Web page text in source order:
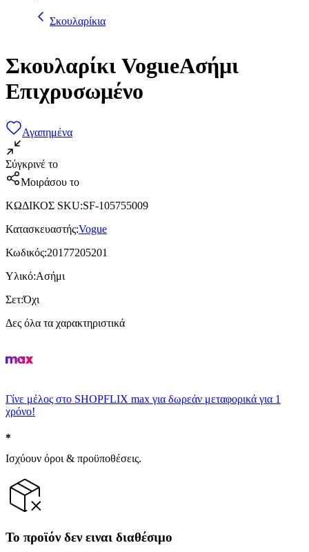
Σκουλαρίκια
Σκουλαρίκι VogueΑσήμι
Επιχρυσωμένο
Αγαπημένα
Σύγκρινέ το
Μοιράσου το
ΚΩΔΙΚΟΣ SKU:SF-105755009
Κατασκευαστής:Vogue
Κωδικός:20177205201
Υλικό:Ασήμι
Σετ:Όχι
Δες όλα τα χαρακτηριστικά
Γίνε μέλος στο SHOPFLIX max για δωρεάν μεταφορικά για 1
χρόνο!
Ισχύουν όροι & προϋποθέσεις.
Το προϊόν δεν ειναι διαθέσιμο